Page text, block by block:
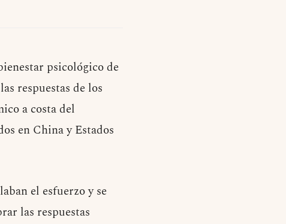
psicológico de
respuestas de los
a costa del
en China y Estados
el esfuerzo y se
las respuestas